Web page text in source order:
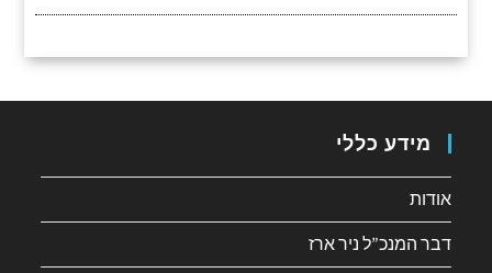
מידע כללי
אודות
דבר המנכ”ל ניר ארז